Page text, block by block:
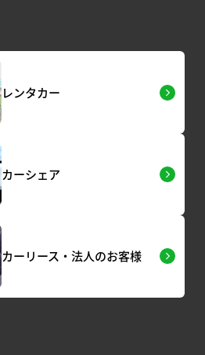
レンタカー
カーシェア
カーリース・法人のお客様